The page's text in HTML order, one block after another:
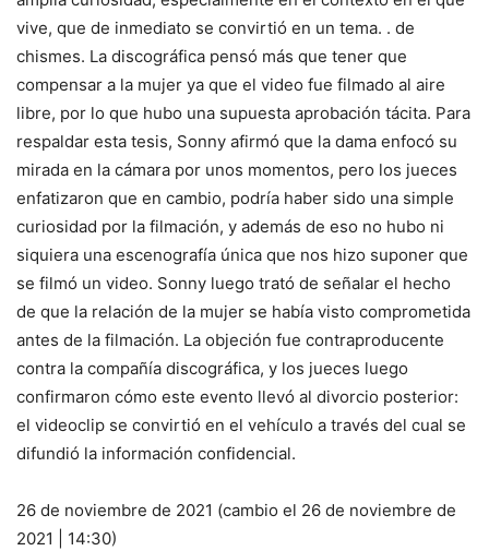
vive, que de inmediato se convirtió en un tema. . de
chismes. La discográfica pensó más que tener que
compensar a la mujer ya que el video fue filmado al aire
libre, por lo que hubo una supuesta aprobación tácita. Para
respaldar esta tesis, Sonny afirmó que la dama enfocó su
mirada en la cámara por unos momentos, pero los jueces
enfatizaron que en cambio, podría haber sido una simple
curiosidad por la filmación, y además de eso no hubo ni
siquiera una escenografía única que nos hizo suponer que
se filmó un video. Sonny luego trató de señalar el hecho
de que la relación de la mujer se había visto comprometida
antes de la filmación. La objeción fue contraproducente
contra la compañía discográfica, y los jueces luego
confirmaron cómo este evento llevó al divorcio posterior:
el videoclip se convirtió en el vehículo a través del cual se
difundió la información confidencial.
26 de noviembre de 2021 (cambio el 26 de noviembre de
2021 | 14:30)